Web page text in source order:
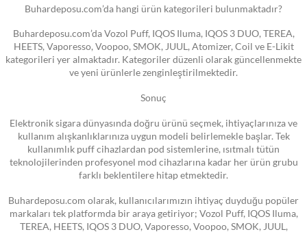
Buhardeposu.com’da hangi ürün kategorileri bulunmaktadır?
Buhardeposu.com’da Vozol Puff, IQOS Iluma, IQOS 3 DUO, TEREA,
HEETS, Vaporesso, Voopoo, SMOK, JUUL, Atomizer, Coil ve E-Likit
kategorileri yer almaktadır. Kategoriler düzenli olarak güncellenmekte
ve yeni ürünlerle zenginleştirilmektedir.
Sonuç
Elektronik sigara dünyasında doğru ürünü seçmek, ihtiyaçlarınıza ve
kullanım alışkanlıklarınıza uygun modeli belirlemekle başlar. Tek
kullanımlık puff cihazlardan pod sistemlerine, ısıtmalı tütün
teknolojilerinden profesyonel mod cihazlarına kadar her ürün grubu
farklı beklentilere hitap etmektedir.
Buhardeposu.com olarak, kullanıcılarımızın ihtiyaç duyduğu popüler
markaları tek platformda bir araya getiriyor; Vozol Puff, IQOS Iluma,
TEREA, HEETS, IQOS 3 DUO, Vaporesso, Voopoo, SMOK, JUUL,